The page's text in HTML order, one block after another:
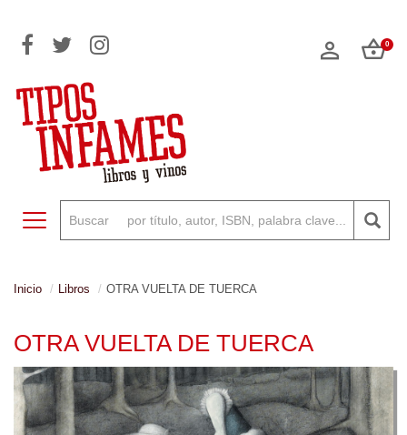
0
Toggle navigation
Inicio Libros OTRA VUELTA DE TUERCA
OTRA VUELTA DE TUERCA